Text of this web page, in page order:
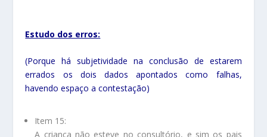
Estudo dos erros:
(Porque há subjetividade na conclusão de estarem
errados os dois dados apontados como falhas,
havendo espaço a contestação)
Item 15:
A criança não esteve no consultório, e sim os pais